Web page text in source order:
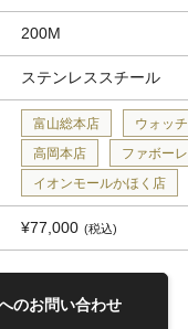
200M
ステンレススチール
富山総本店
ウォッ
高岡本店
ファボー
イオンモールかほく店
¥77,000 税込
のお問い合わせ